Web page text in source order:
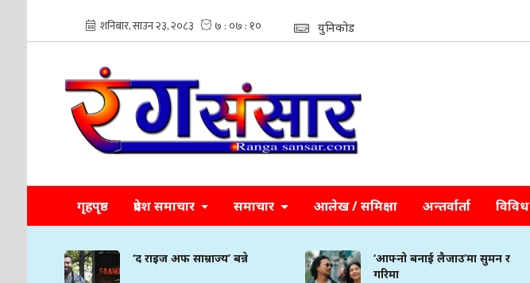
युनिकोड
गृहपृष्ठ प्रदेश समाचार समाचार आलेख / समिक्षा अन्तर्वार्ता विविध
‘द राइज अफ साम्राज्य’ बन्ने
‘आफ्नो बनाई लैजाउ’मा सुमन र
गरिमा